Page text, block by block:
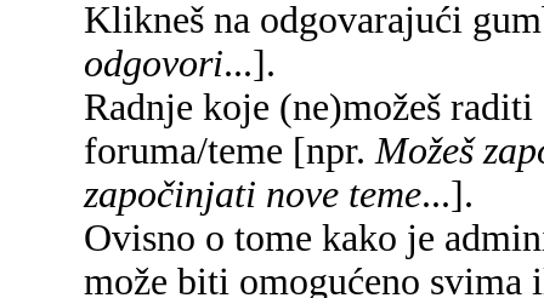
Klikneš na odgovarajući
odgovori...].
Radnje koje (ne)možeš
foruma/teme [npr.Možeš
započinjati nove teme...].
Ovisno o tome kako je
može biti omogućeno